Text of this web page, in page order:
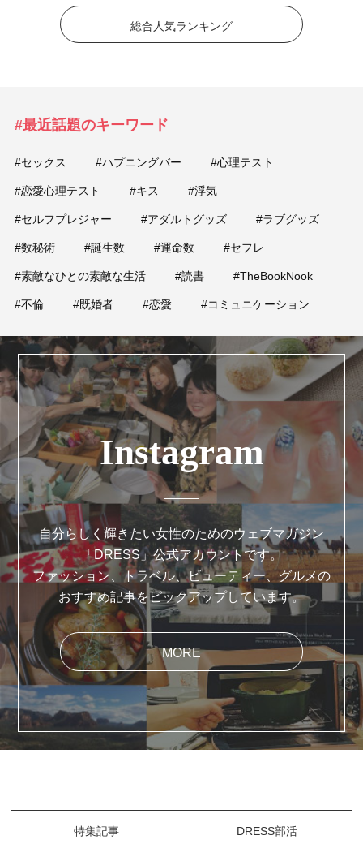
総合人気ランキング
#最近話題のキーワード
#セックス #ハプニングバー #心理テスト
#恋愛心理テスト #キス #浮気
#セルフプレジャー #アダルトグッズ #ラブグッズ
#数秘術 #誕生数 #運命数 #セフレ
#素敵なひとの素敵な生活 #読書 #TheBookNook
#不倫 #既婚者 #恋愛 #コミュニケーション
Instagram
自分らしく輝きたい女性のためのウェブマガジン
「DRESS」公式アカウントです。
ファッション、トラベル、ビューティー、グルメの
おすすめ記事をピックアップしています。
MORE
特集記事 DRESS部活